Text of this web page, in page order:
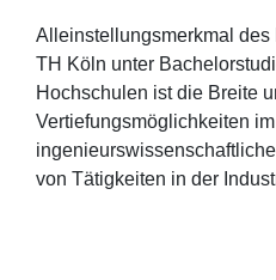
Alleinstellungsmerkmal des
TH Köln unter
Hochschulen ist die Breite
Vertiefungsmöglichkeiten im
von Tätigkeiten in der